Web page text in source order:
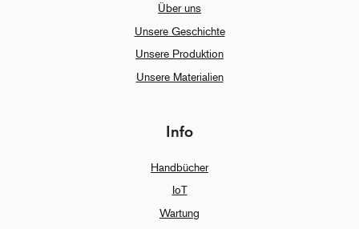
Über uns
Unsere Geschichte
Unsere Produktion
Unsere Materialien
Info
Handbücher
IoT
Wartung